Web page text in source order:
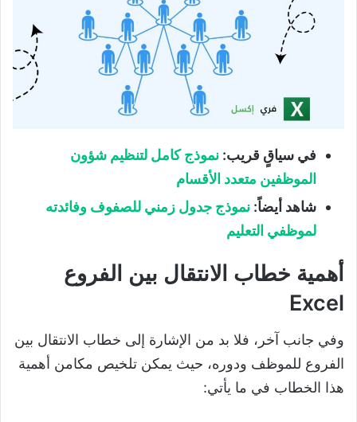
في سياقٍ قريب: نموذج كامل لتنظيم شؤون
الموظفين متعدد الأقسام
شاهد أيضاً: نموذج جدول زمني للصفوف وفائدته
لموظفي التعليم
أهمية خطاب الانتقال بين الفروع
Excel
وفي جانب آخر، فلا بد من الإشارة إلى خطاب الانتقال بين
الفروع للموظف ودوره، حيث يمكن تلخيص مكامن أهمية
هذا الخطاب في ما يأتي: